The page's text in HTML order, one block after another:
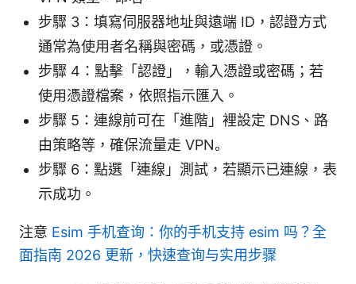
步驟 3：填寫伺服器地址與遠端 ID，認證方式
通常為使用者名稱與密碼，或憑證。
步驟 4：點擊「認證」，輸入憑證或密碼；若
使用憑證檔案，依照指示匯入。
步驟 5：連線前可在「進階」裡設定 DNS、路
由策略等，確保流量走 VPN。
步驟 6：點選「連線」測試，若顯示已連線，表
示成功。
注意 Esim 手机查询：你的手机支持 esim 吗？全
面指南 2026 更新，快速查询与实用步骤